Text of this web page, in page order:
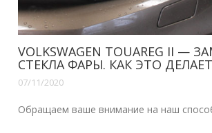
VOLKSWAGEN TOUAREG II —
СТЕКЛА ФАРЫ. КАК ЭТО
07/11/2020
Обращаем ваше внимание на наш